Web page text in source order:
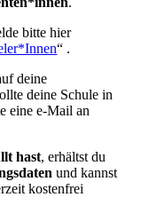
bitte hier
“ .
deine
deine Schule in
eine e-Mail an
hast, erhältst du
und kannst
kostenfrei